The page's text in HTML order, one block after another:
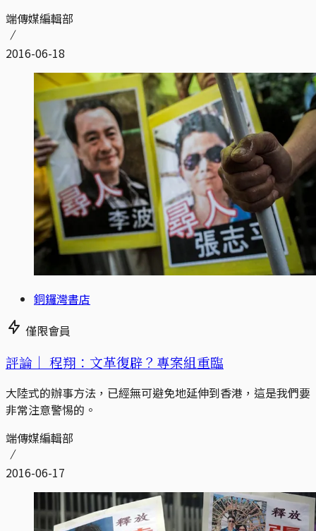
端傳媒編輯部
2016-06-18
銅鑼灣書店
僅限會員
評論｜ 程翔：文革復辟？專案組重臨
大陸式的辦事方法，已經無可避免地延伸到香港，這是我們要
非常注意警惕的。
端傳媒編輯部
2016-06-17